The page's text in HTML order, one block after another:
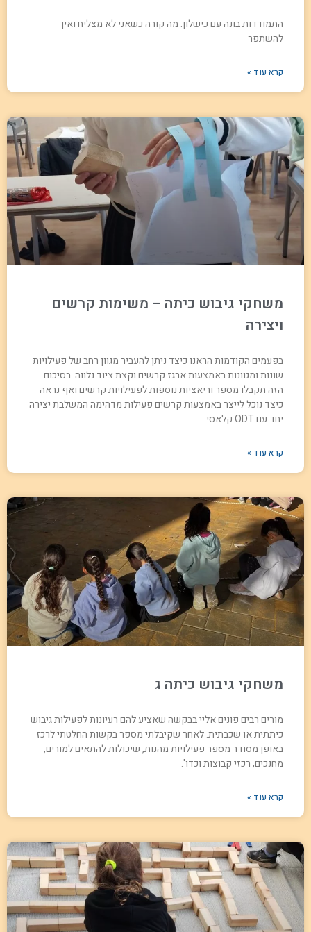
התמודדות בונה עם כישלון. מה קורה כשאני לא מצליח ואיך
להשתפר
קרא עוד »
משחקי גיבוש כיתה – משימות קרשים
ויצירה
בפעמים הקודמות הראנו כיצד ניתן להעביר מגוון רחב של פעילויות
שונות ומגוונות באמצעות ארגז קרשים וקצת ציוד נלווה. בסיכום
הזה תקבלו מספר וריאציות נוספות לפעילויות קרשים ואף נראה
כיצד נוכל לייצר באמצעות קרשים פעילות מדהימה המשלבת יצירה
יחד עם ODT קלאסי.
קרא עוד »
משחקי גיבוש כיתה ג
מורים רבים פונים אליי בבקשה שאציע להם רעיונות לפעילות גיבוש
כיתתית או שכבתית. לאחר שקיבלתי מספר בקשות החלטתי לרכז
באופן מסודר מספר פעילויות מהנות, שיכולות להתאים למורים,
מחנכים, רכזי קבוצות וכדו'.
קרא עוד »